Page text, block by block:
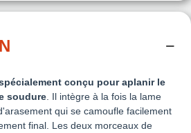
conçu pour aplanir le
soudure . Il intègre à la fois la lame
qui se camoufle facilement
final. Les deux morceaux de